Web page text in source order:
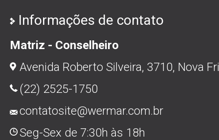
Informações de contato
Matriz - Conselheiro
Avenida Roberto Silveira, 3710, Nova
(22) 2525-1750
contatosite@wermar.com.br
Seg-Sex de 7:30h às 18h